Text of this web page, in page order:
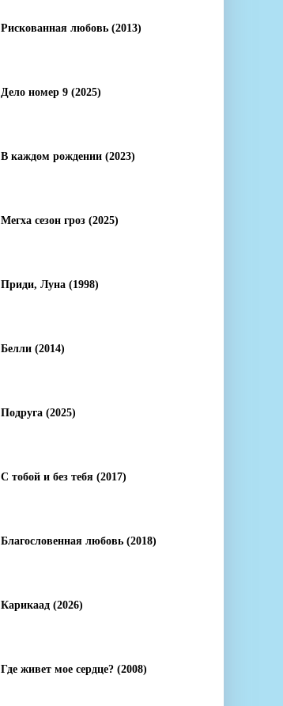
Рискованная любовь (2013)
Дело номер 9 (2025)
В каждом рождении (2023)
Мегха сезон гроз (2025)
Приди, Луна (1998)
Белли (2014)
Подруга (2025)
С тобой и без тебя (2017)
Благословенная любовь (2018)
Карикаад (2026)
Где живет мое сердце? (2008)